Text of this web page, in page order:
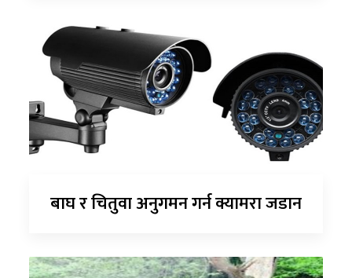
बाघ र चितुवा अनुगमन गर्न क्यामरा जडान